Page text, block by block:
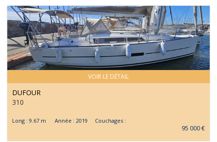
VOIR LE DÉTAIL
DUFOUR
310
Long : 9.67 m Année : 2019 Couchages :
95 000 €